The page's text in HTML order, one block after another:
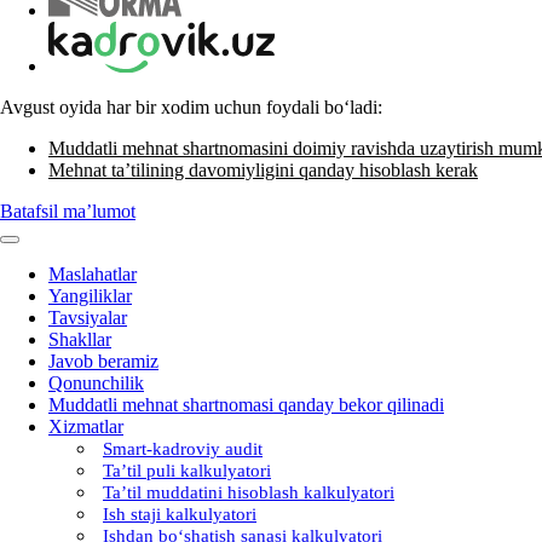
Avgust oyida har bir хodim uchun foydali boʻladi:
Muddatli mehnat shartnomasini doimiy ravishda uzaytirish
Mehnat ta’tilining davomiyligini qanday hisoblash kerak
Batafsil ma’lumot
Maslahatlar
Yangiliklar
Tavsiyalar
Shakllar
Javob beramiz
Qonunchilik
Muddatli mehnat shartnomasi qanday bekor qilinadi
Xizmatlar
Smart-kadroviy audit
Ta’til puli kalkulyatori
Ta’til muddatini hisoblash kalkulyatori
Ish staji kalkulyatori
Ishdan boʻshatish sanasi kalkulyatori